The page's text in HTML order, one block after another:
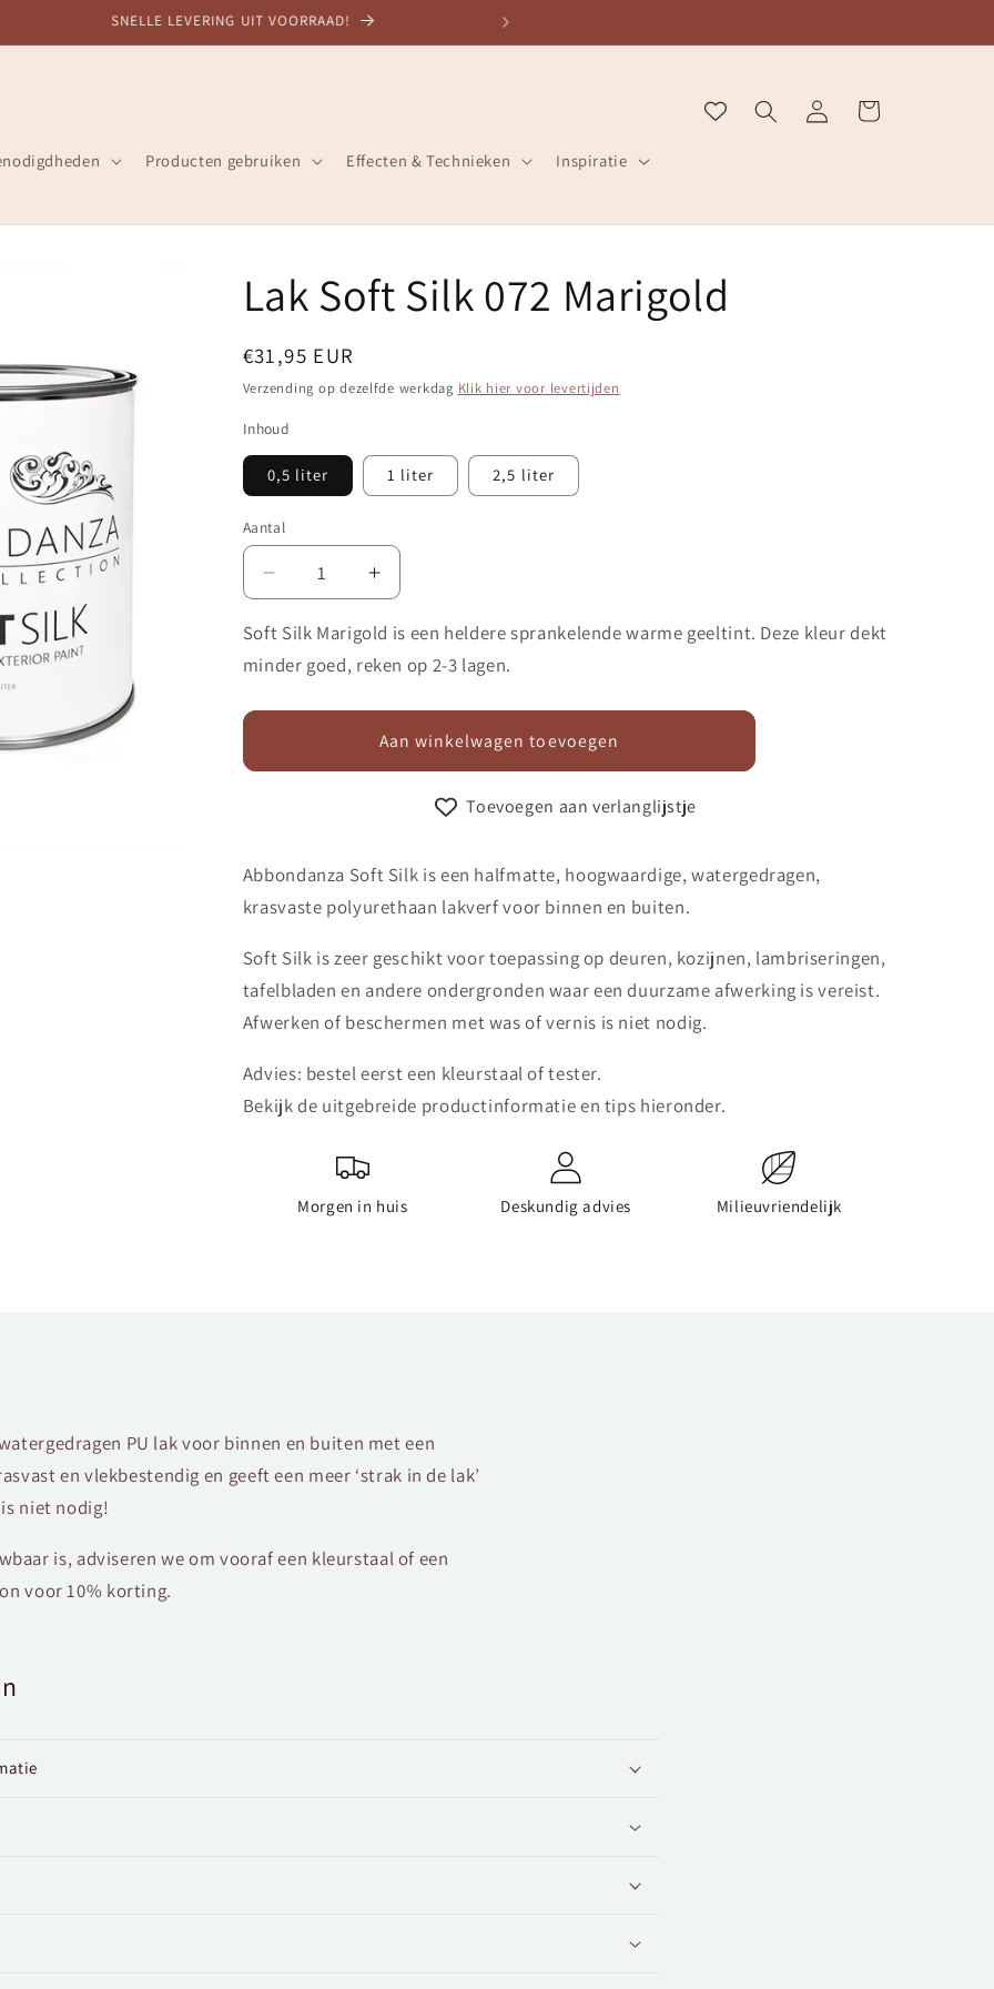
DESKUNDIG ADVIES, 30+ JAAR ERVARING
Producten gebruiken Effecten & Technieken Inspiratie
InloggenWinkelwagen
Lak Soft Silk 072 Marigold
Normale
prijs
€31,95 EUR
Verzending op dezelfde werkdag Klik hier voor levertijden
Inhoud
0,5 liter 1 liter 2,5 liter
Aantal
Aantal
verlagen
voor
Lak
Soft
Aantal
verhogen
voor
Lak
Soft
Marigold
Soft Silk Marigold is een heldere sprankelende warme geeltint. Deze kleur dekt
minder goed, reken op 2-3 lagen.
Aan winkelwagen toevoegen
Toevoegen aan verlanglijstje
Abbondanza Soft Silk is een halfmatte, hoogwaardige, watergedragen,
krasvaste polyurethaan lakverf voor binnen en buiten.
Soft Silk is zeer geschikt voor toepassing op deuren, kozijnen, lambriseringen,
tafelbladen en andere ondergronden waar een duurzame afwerking is vereist.
Afwerken of beschermen met was of vernis is niet nodig.
Advies: bestel eerst een kleurstaal of tester.
Bekijk de uitgebreide productinformatie en tips hieronder.
Morgen in huis Deskundig advies Milieuvriendelijk
PU lak voor binnen en buiten met een
en vlekbestendig en geeft een meer ‘strak in de lak’
niet nodig!
is, adviseren we om vooraf een kleurstaal of een
voor 10% korting.